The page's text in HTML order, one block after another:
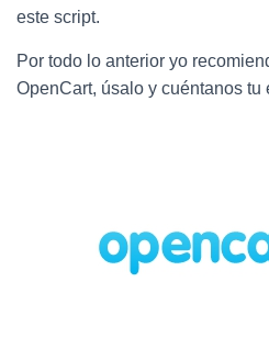
este script.
Por todo lo anterior yo
OpenCart, úsalo y cuéntanos tu